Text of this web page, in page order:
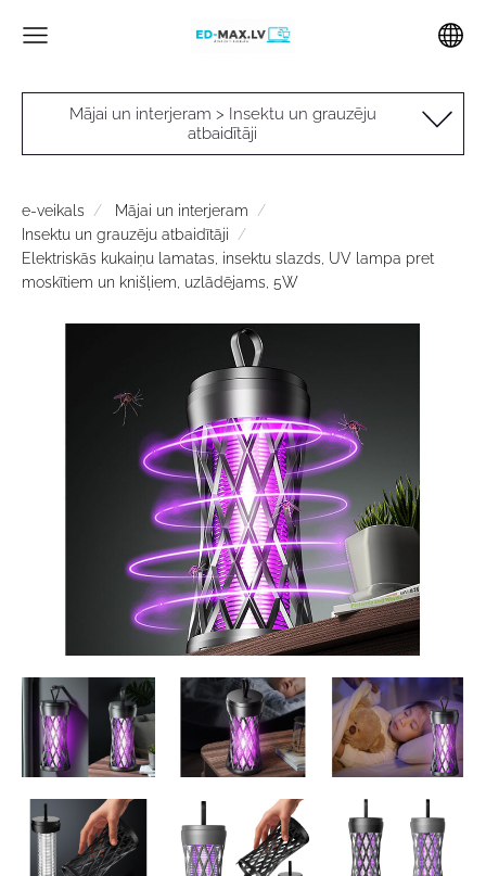
Mājai un interjeram > Insektu un grauzēju
atbaidītāji
e-veikals
Mājai un interjeram
Insektu un grauzēju atbaidītāji
Elektriskās kukaiņu lamatas, insektu slazds, UV lampa pret
moskītiem un knišļiem, uzlādējams, 5W